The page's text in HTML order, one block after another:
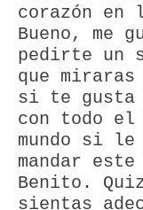
corazón en
Bueno, me
pedirte un
que
si te
con todo el
mundo si le
mandar
Benito.
sientas